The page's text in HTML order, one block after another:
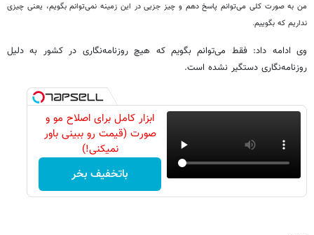
من به صورت کلی می‌توانم پاسخ دهم و چیز جزیی در این زمینه نمی‌توانم بگویم، یعنی چیزی
نداریم که بگوییم.
وی ادامه داد: فقط می‌توانم بگویم که هیچ روزنامه‌نگاری در کشور به دلیل
روزنامه‌نگاری دستگیر نشده است.
ابزار کامل برای اصلاح مو و
صورت (قیمت رو ببینی باور
نمیکنی!)
باتخفیف بخر